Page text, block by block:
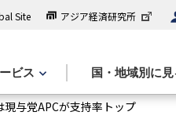
Site アジア経済研究所
ビス 国・地域別に見
与党APCが支持率トップ